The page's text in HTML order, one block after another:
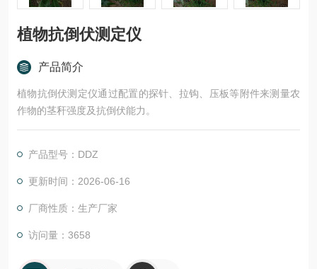
植物抗倒伏测定仪
产品简介
植物抗倒伏测定仪通过配置的探针、拉钩、压板等附件来测量农
作物的茎秆强度及抗倒伏能力。
产品型号：DDZ
更新时间：2026-06-16
厂商性质：生产厂家
访问量：3658